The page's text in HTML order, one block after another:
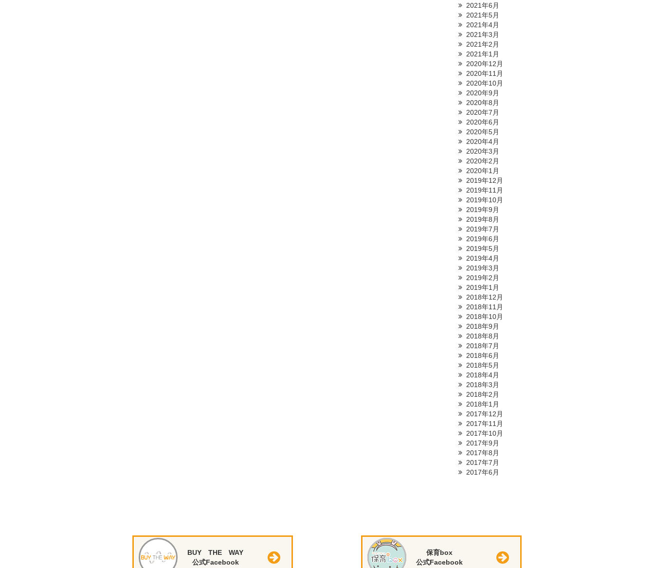
2021年6月
2021年5月
2021年4月
2021年3月
2021年2月
2021年1月
2020年12月
2020年11月
2020年10月
2020年9月
2020年8月
2020年7月
2020年6月
2020年5月
2020年4月
2020年3月
2020年2月
2020年1月
2019年12月
2019年11月
2019年10月
2019年9月
2019年8月
2019年7月
2019年6月
2019年5月
2019年4月
2019年3月
2019年2月
2019年1月
2018年12月
2018年11月
2018年10月
2018年9月
2018年8月
2018年7月
2018年6月
2018年5月
2018年4月
2018年3月
2018年2月
2018年1月
2017年12月
2017年11月
2017年10月
2017年9月
2017年8月
2017年7月
2017年6月
BUY THE WAY
公式Facebook
保育box
公式Facebook